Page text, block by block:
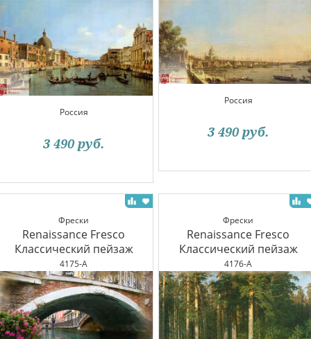
Россия
3 490 руб.
Россия
3 490 руб.
Фрески
Renaissance Fresco
Классический пейзаж
4175-A
Фрески
Renaissance Fresco
Классический пейзаж
4176-A